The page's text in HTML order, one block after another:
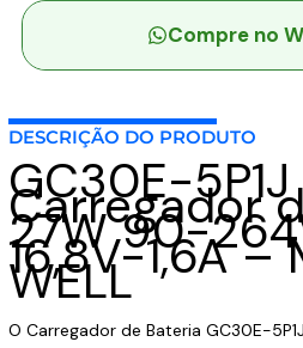
90-
Saída
-
MEAN
WELL
quantidade
Compre no
DESCRIÇÃO DO PRODUTO
GC30E-
Carregador
27W 90-
16,8V-1,6A –
WELL
O Carregador de Bateria GC30E-